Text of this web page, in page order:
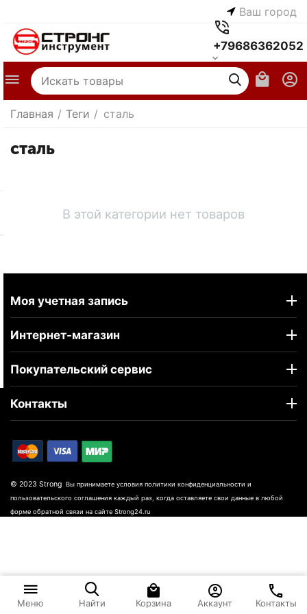
Ваш город
+79686362052
Главная / Теги / сталь
сталь
В этой категории нет товаров
Моя учетная запись
Интернет-магазин
Покупательский сервис
Контакты
© 2023 Strong Вы принимаете условия политики конфиденциальности и
пользовательского соглашения каждый раз, когда оставляете свои данные в любой
форме обратной связи на сайте Strong24.ru
Меню Найти Корзина Аккаунт Контакты